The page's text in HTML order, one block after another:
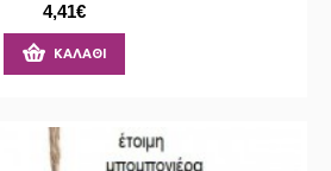
4,41€
ΚΑΛΆΘΙ